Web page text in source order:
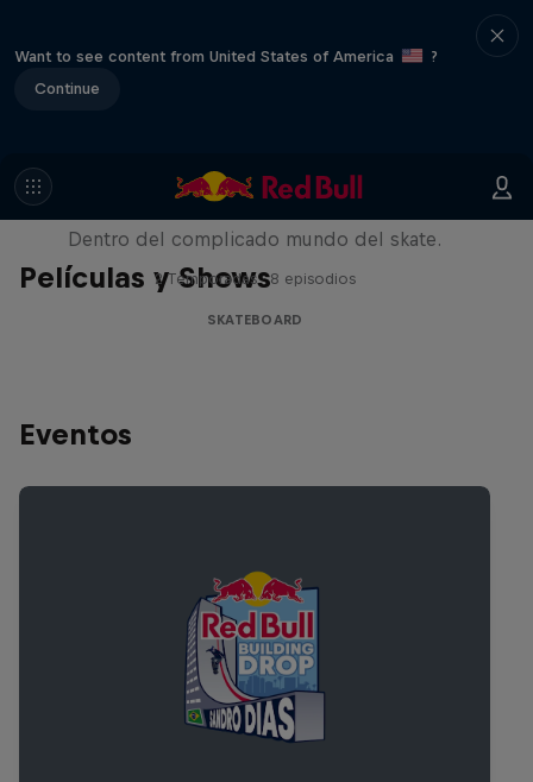
Want to see content from United States of America
?
Continue
Películas y Shows
Pushing Forward
Dentro del complicado mundo del skate.
2 Temporadas · 8 episodios
SKATEBOARD
Eventos